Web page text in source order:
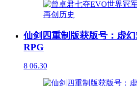
仙剑四重制版获版号：虚
RPG
8 06.30